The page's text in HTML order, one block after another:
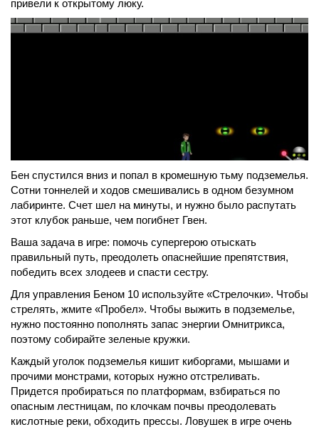
привели к открытому люку.
Бен спустился вниз и попал в кромешную тьму подземелья.
Сотни тоннелей и ходов смешивались в одном безумном
лабиринте. Счет шел на минуты, и нужно было распутать
этот клубок раньше, чем погибнет Гвен.
Ваша задача в игре: помочь супергерою отыскать
правильный путь, преодолеть опаснейшие препятствия,
победить всех злодеев и спасти сестру.
Для управления Беном 10 используйте «Стрелочки». Чтобы
стрелять, жмите «Пробел». Чтобы выжить в подземелье,
нужно постоянно пополнять запас энергии Омнитрикса,
поэтому собирайте зеленые кружки.
Каждый уголок подземелья кишит киборгами, мышами и
прочими монстрами, которых нужно отстреливать.
Придется пробираться по платформам, взбираться по
опасным лестницам, по клочкам почвы преодолевать
кислотные реки, обходить прессы. Ловушек в игре очень